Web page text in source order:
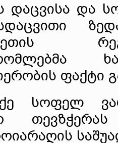
დაცვისა და
ფაქტი
სოფელ